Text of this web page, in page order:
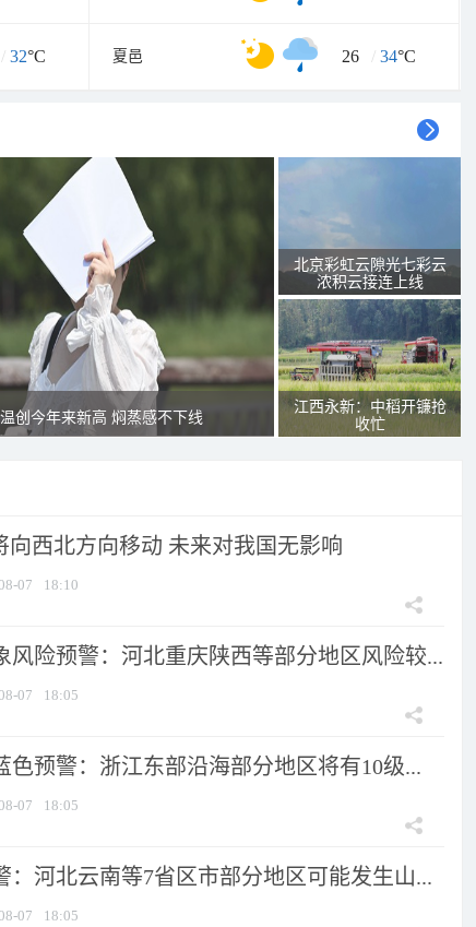
/ 32°C 夏邑 26 / 34°C
创今年来新高 焖蒸感不下线
北京彩虹云隙光七彩云
浓积云接连上线
江西永新：中稻开镰抢
收忙
向西北方向移动 未来对我国无影响
07 18:10
风险预警：河北重庆陕西等部分地区风险较...
07 18:05
色预警：浙江东部沿海部分地区将有10级...
07 18:05
：河北云南等7省区市部分地区可能发生山...
07 18:05